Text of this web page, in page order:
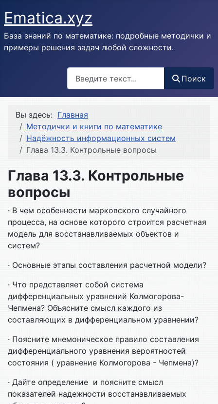
Ematica.xyz
База знаний по математике: подробные методички и
примеры решения задач любой сложности.
Поиск
Вы здесь: Главная
Методички и книги по математике
Надёжность информационных систем
Глава 13.3. Контрольные вопросы
Глава 13.3. Контрольные
вопросы
· В чем особенности марковского случайного
процесса, на основе которого строится расчетная
модель для восстанавливаемых объектов и
систем?
· Основные этапы составления расчетной модели?
· Что представляет собой система
дифференциальных уравнений Колмогорова-
Чепмена? Объясните смысл каждого из
составляющих в дифференциальном уравнении?
· Поясните мнемоническое правило составления
дифференциального уравнения вероятностей
состояния ( уравнение Колмогорова - Чепмена)?
· Дайте определение и поясните смысл
показателей надежности восстанавливаемых